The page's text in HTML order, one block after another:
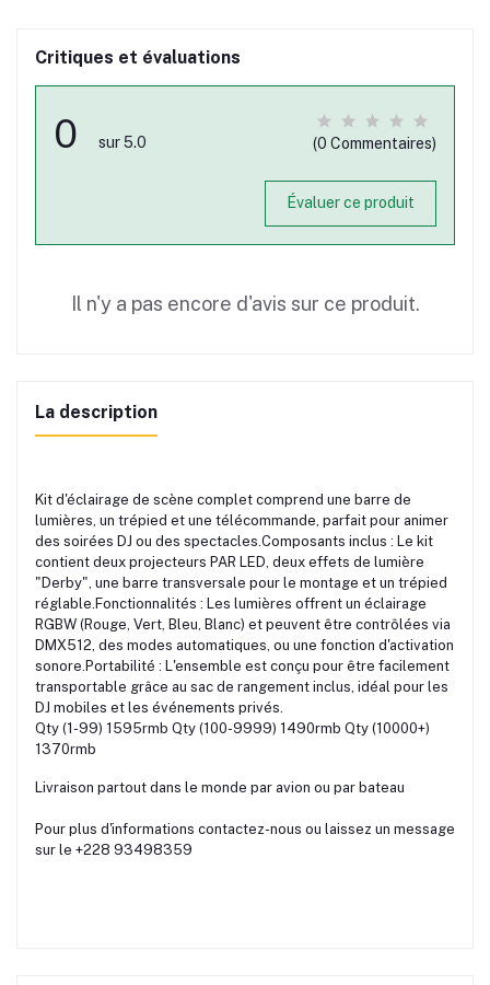
Critiques et évaluations
0 sur 5.0 (0 Commentaires)
Évaluer ce produit
Il n'y a pas encore d'avis sur ce produit.
La description
Kit d'éclairage de scène complet comprend une barre de
lumières, un trépied et une télécommande, parfait pour animer
des soirées DJ ou des spectacles.Composants inclus : Le kit
contient deux projecteurs PAR LED, deux effets de lumière
"Derby", une barre transversale pour le montage et un trépied
réglable.Fonctionnalités : Les lumières offrent un éclairage
RGBW (Rouge, Vert, Bleu, Blanc) et peuvent être contrôlées via
DMX512, des modes automatiques, ou une fonction d'activation
sonore.Portabilité : L'ensemble est conçu pour être facilement
transportable grâce au sac de rangement inclus, idéal pour les
DJ mobiles et les événements privés.
Qty (1-99) 1595rmb Qty (100-9999) 1490rmb Qty (10000+)
1370rmb
Livraison partout dans le monde par avion ou par bateau
Pour plus d'informations contactez-nous ou laissez un message
sur le +228 93498359